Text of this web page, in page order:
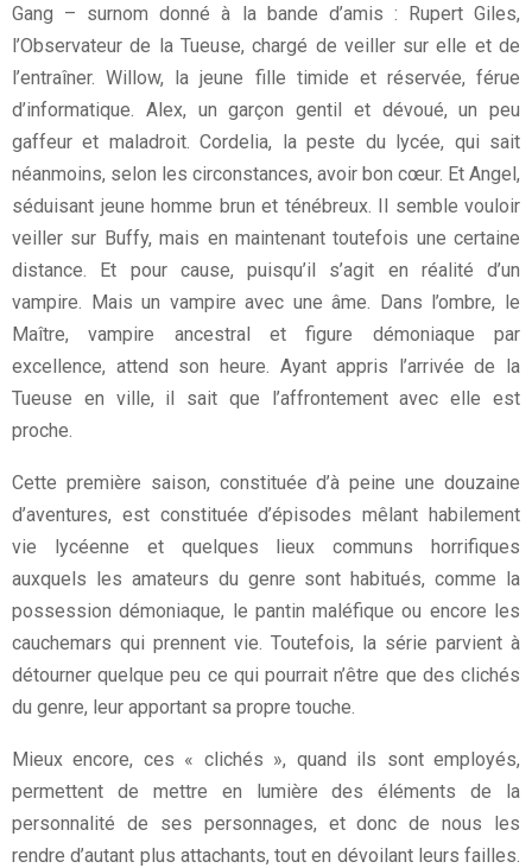
Gang – surnom donné à la bande d’amis : Rupert Giles,
l’Observateur de la Tueuse, chargé de veiller sur elle et de
l’entraîner. Willow, la jeune fille timide et réservée, férue
d’informatique. Alex, un garçon gentil et dévoué, un peu
gaffeur et maladroit. Cordelia, la peste du lycée, qui sait
néanmoins, selon les circonstances, avoir bon cœur. Et Angel,
séduisant jeune homme brun et ténébreux. Il semble vouloir
veiller sur Buffy, mais en maintenant toutefois une certaine
distance. Et pour cause, puisqu’il s’agit en réalité d’un
vampire. Mais un vampire avec une âme. Dans l’ombre, le
Maître, vampire ancestral et figure démoniaque par
excellence, attend son heure. Ayant appris l’arrivée de la
Tueuse en ville, il sait que l’affrontement avec elle est
proche.
Cette première saison, constituée d’à peine une douzaine
d’aventures, est constituée d’épisodes mêlant habilement
vie lycéenne et quelques lieux communs horrifiques
auxquels les amateurs du genre sont habitués, comme la
possession démoniaque, le pantin maléfique ou encore les
cauchemars qui prennent vie. Toutefois, la série parvient à
détourner quelque peu ce qui pourrait n’être que des clichés
du genre, leur apportant sa propre touche.
Mieux encore, ces « clichés », quand ils sont employés,
permettent de mettre en lumière des éléments de la
personnalité de ses personnages, et donc de nous les
rendre d’autant plus attachants, tout en dévoilant leurs failles.